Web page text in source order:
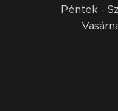
Péntek -